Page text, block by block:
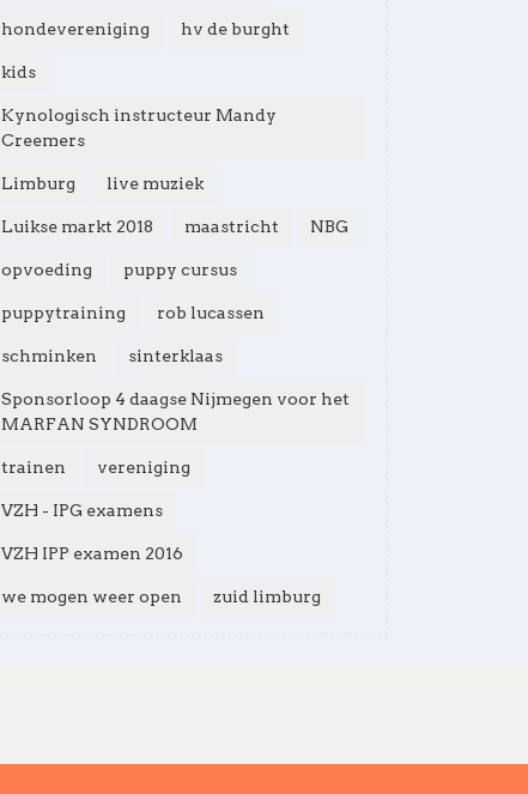
hondevereniging hv de burght
kids
Kynologisch instructeur Mandy
Creemers
Limburg live muziek
Luikse markt 2018 maastricht NBG
opvoeding puppy cursus
puppytraining rob lucassen
schminken sinterklaas
Sponsorloop 4 daagse Nijmegen voor het
MARFAN SYNDROOM
trainen vereniging
VZH - IPG examens
VZH IPP examen 2016
we mogen weer open zuid limburg